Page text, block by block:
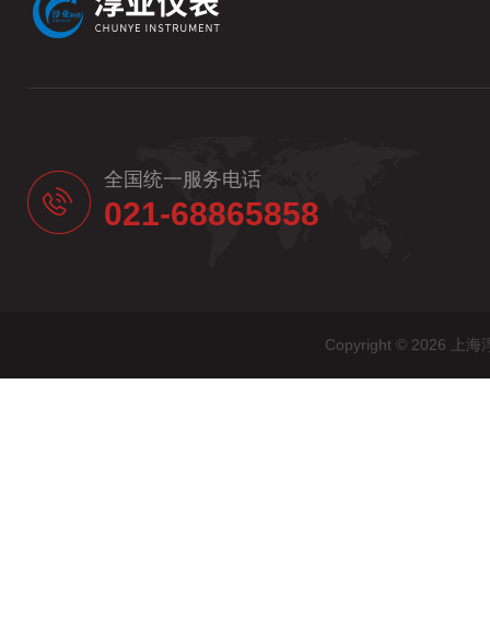
全国统一服务电话
021-68865858
Copyright © 2026 上